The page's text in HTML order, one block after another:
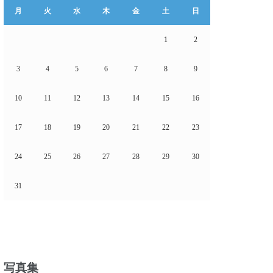
月 火 水 木 金 土 日
1 2
3 4 5 6 7 8 9
10 11 12 13 14 15 16
17 18 19 20 21 22 23
24 25 26 27 28 29 30
31
写真集